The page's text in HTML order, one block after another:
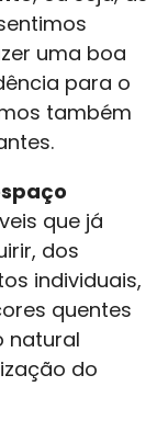
uma boa
para o
também
que já
dos
individuais,
quentes
natural
do